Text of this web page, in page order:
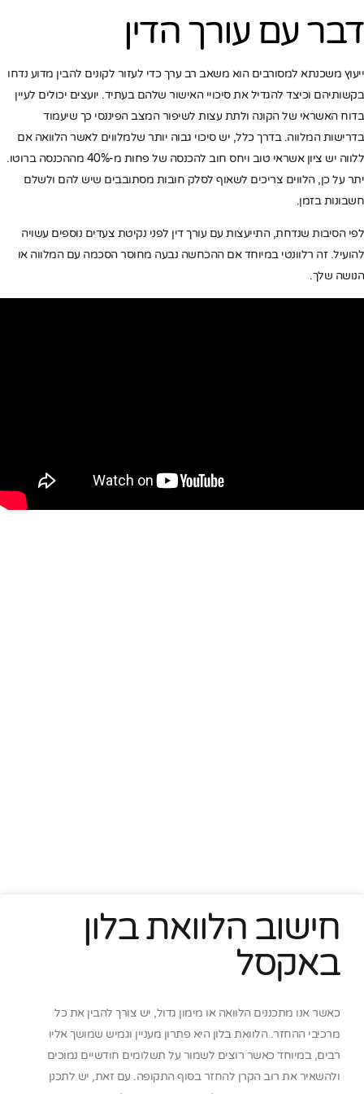
דבר עם עורך הדין
ייעוץ משכנתא למסורבים הוא משאב רב ערך כדי לעזור לקונים להבין מדוע נדחו
בקשותיהם וכיצד להגדיל את סיכויי האישור שלהם בעתיד. יועצים יכולים לעיין
בדוח האשראי של הקונה ולתת עצות לשיפור המצב הפיננסי כך שיעמוד
בדרישות המלווה. בדרך כלל, יש סיכוי גבוה יותר שלמלווים לאשר הלוואה אם
ללווה יש ציון אשראי טוב ויחס חוב להכנסה של פחות מ-40% מההכנסה ברוטו.
יתר על כן, הלווים צריכים לשאוף לסלק חובות מסתובבים שיש להם ולשלם
חשבונות בזמן.
לפי הסיבות שנדחת, התייעצות עם עורך דין לפני נקיטת צעדים נוספים עשויה
להועיל. זה רלוונטי במיוחד אם ההכחשה נבעה מחוסר הסכמה עם המלווה או
הנושה שלך.
חישוב הלוואת בלון
באקסל
כאשר אנו מתכננים הלוואה או מימון גדול, יש צורך להבין את כל
מרכיבי ההחזר. הלוואת בלון היא פתרון מעניין וגמיש שמושך אליו
רבים, במיוחד כאשר רוצים לשמור על תשלומים חודשיים נמוכים
ולהשאיר את רוב הקרן להחזר בסוף התקופה. עם זאת, יש לתכנן